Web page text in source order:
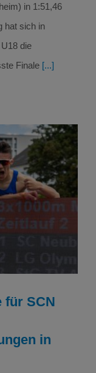
in 1:51,46
hat sich in
die
Finale [...]
Läufer mit
in
für SCN
in